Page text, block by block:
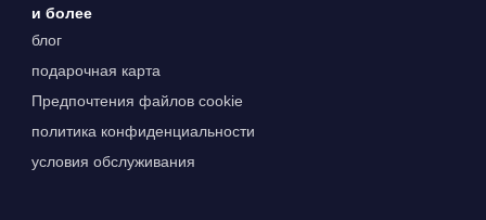
и более
блог
подарочная карта
Предпочтения файлов cookie
политика конфиденциальности
условия обслуживания